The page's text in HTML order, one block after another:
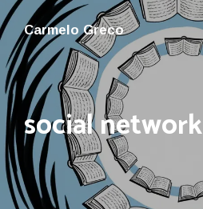
Carmelo Greco
social network